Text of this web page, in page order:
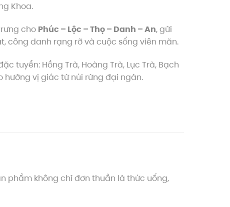
Khoa.
cho Phúc – Lộc – Thọ – Danh – An, gửi
công danh rạng rỡ và cuộc sống viên mãn.
tuyển: Hồng Trà, Hoàng Trà, Lục Trà, Bạch
hưởng vị giác từ núi rừng đại ngàn.
phẩm không chỉ đơn thuần là thức uống,